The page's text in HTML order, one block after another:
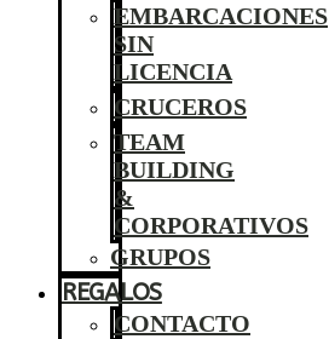
EMBARCACIONES
SIN
LICENCIA
CRUCEROS
TEAM
BUILDING
&
CORPORATIVOS
GRUPOS
REGALOS
CONTACTO